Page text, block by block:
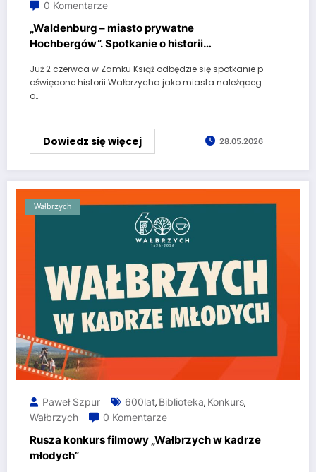
0 Komentarze
„Waldenburg – miasto prywatne
Hochbergów”. Spotkanie o historii
Już 2 czerwca w Zamku Książ odbędzie się spotkanie p
oświęcone historii Wałbrzycha jako miasta należąceg
o…
Dowiedz się więcej 28.05.2026
Wałbrzych
Paweł Szpur 600lat, Biblioteka, Konkurs,
Wałbrzych
0 Komentarze
Rusza konkurs filmowy „Wałbrzych w kadrze
młodych”